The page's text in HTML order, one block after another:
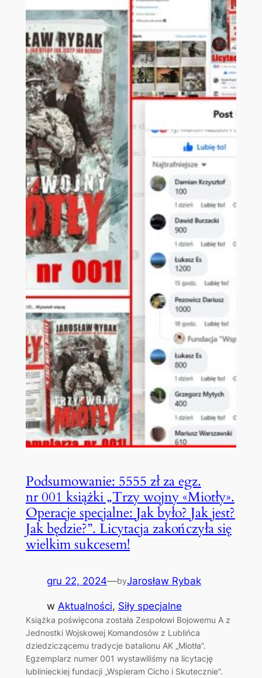
Podsumowanie: 5555 zł za egz.
nr 001 książki „Trzy wojny «Miotły».
Operacje specjalne: Jak było? Jak jest?
Jak będzie?”. Licytacja zakończyła się
wielkim sukcesem!
gru 22, 2024—byJarosław Rybak
w Aktualności, Siły specjalne
Książka poświęcona została Zespołowi Bojowemu A z
Jednostki Wojskowej Komandosów z Lublińca
dziedziczącemu tradycje batalionu AK „Miotła”.
Egzemplarz numer 001 wystawiliśmy na licytację
lublinieckiej fundacji „Wspieram Cicho i Skutecznie”.